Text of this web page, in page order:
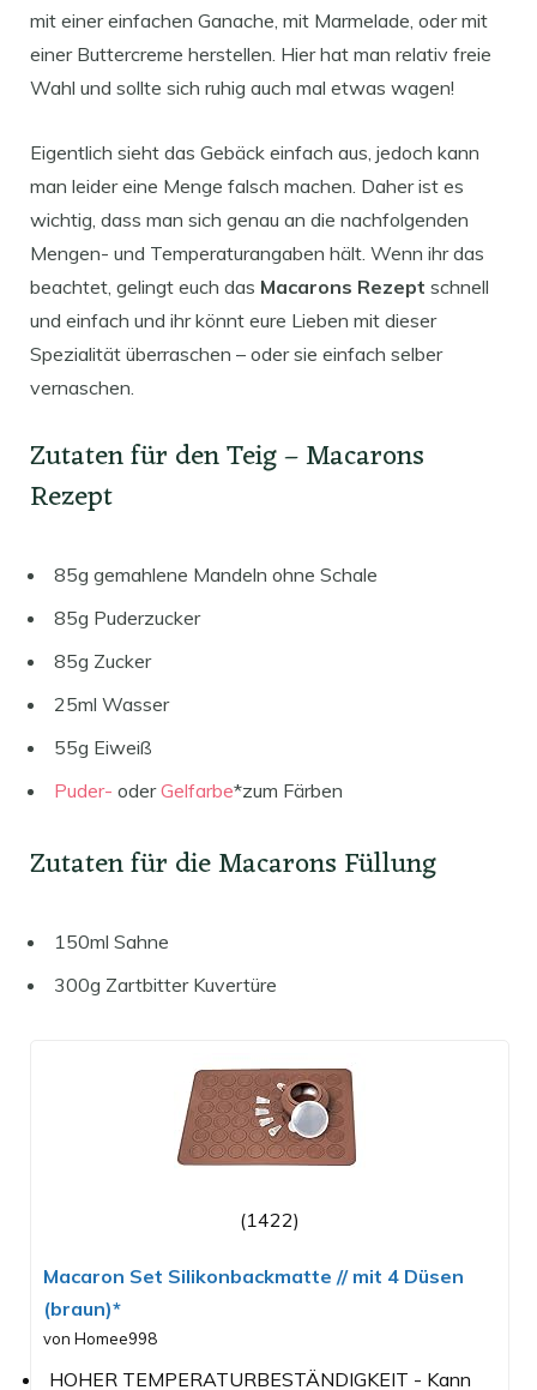
mit einer einfachen Ganache, mit Marmelade, oder mit
einer Buttercreme herstellen. Hier hat man relativ freie
Wahl und sollte sich ruhig auch mal etwas wagen!
Eigentlich sieht das Gebäck einfach aus, jedoch kann
man leider eine Menge falsch machen. Daher ist es
wichtig, dass man sich genau an die nachfolgenden
Mengen- und Temperaturangaben hält. Wenn ihr das
beachtet, gelingt euch das Macarons Rezept schnell
und einfach und ihr könnt eure Lieben mit dieser
Spezialität überraschen – oder sie einfach selber
vernaschen.
Zutaten für den Teig – Macarons
Rezept
85g gemahlene Mandeln ohne Schale
85g Puderzucker
85g Zucker
25ml Wasser
55g Eiweiß
Puder- oderGelfarbe*zum Färben
Zutaten für die Macarons Füllung
150ml Sahne
300g Zartbitter Kuvertüre
(1422)
Macaron Set Silikonbackmatte // mit 4 Düsen
(braun)*
von Homee998
HOHER TEMPERATURBESTÄNDIGKEIT - Kann